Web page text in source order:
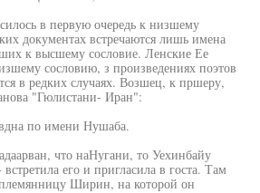
в первую очередь к низшему
документах встречаются лишь имена
к высшему сословие. Ленские Ее
сословию, з произведениях поэтов
в редких случаях. Возшец, к пршеру,
"Гюлистани- Иран":
по имени Нушаба.
что наНугани, то Уехинбайу
его и пригласила в госта. Там
Ширин, на которой он